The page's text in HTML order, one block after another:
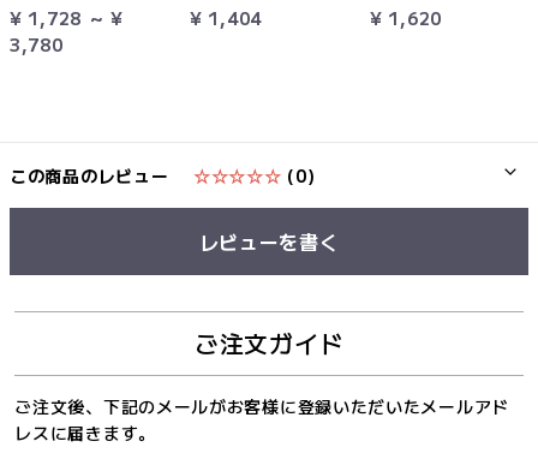
¥ 1,728 ～ ¥
3,780
¥ 1,404
¥ 1,620
この商品のレビュー ☆☆☆☆☆ (0)
レビューを書く
ご注文ガイド
ご注文後、下記のメールがお客様に登録いただいたメールアド
レスに届きます。